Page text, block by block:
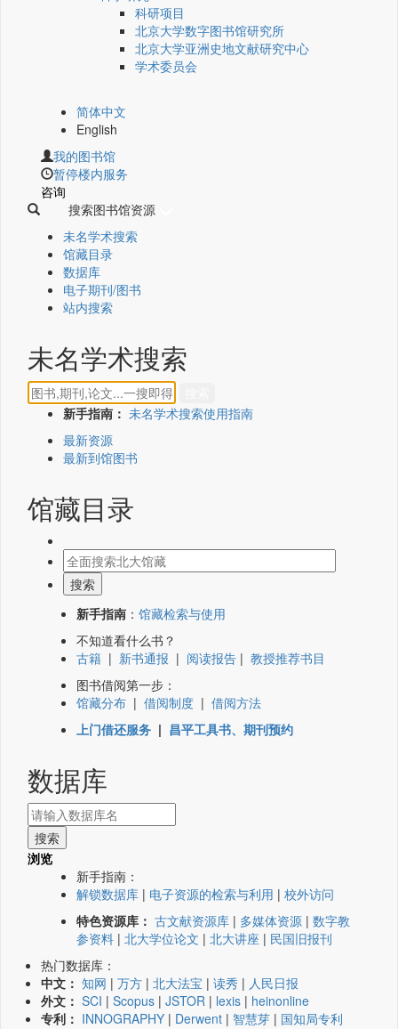
科研项目
北京大学数字图书馆研究所
北京大学亚洲史地文献研究中心
学术委员会
简体中文
English
我的图书馆
暂停楼内服务
咨询
搜索图书馆资源
未名学术搜索
馆藏目录
数据库
电子期刊/图书
站内搜索
未名学术搜索
新手指南： 未名学术搜索使用指南
最新资源
最新到馆图书
馆藏目录
新手指南 ： 馆藏检索与使用
不知道看什么书？
古籍 | 新书通报 | 阅读报告 | 教授推荐书目
图书借阅第一步：
馆藏分布 | 借阅制度 | 借阅方法
上门借还服务 | 昌平工具书、期刊预约
数据库
浏览
新手指南：
解锁数据库 | 电子资源的检索与利用 | 校外访问
特色资源库： 古文献资源库 | 多媒体资源 | 数字教
参资料 | 北大学位论文 | 北大讲座 | 民国旧报刊
热门数据库：
中文： 知网 | 万方 | 北大法宝 | 读秀 | 人民日报
外文： SCI | Scopus | JSTOR | lexis | heinonline
专利： INNOGRAPHY | Derwent | 智慧芽 | 国知局专利